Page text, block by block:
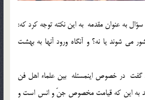
به عنوان مقدمه به این نکته توجه کرد كه:
مي شوند يا نه؟ و آنگاه ورود آنها به بهشت
گفت در خصوص اینمسئله بين علماء اهل فن
به این که قيامت مخصوص جنّ و انس است و